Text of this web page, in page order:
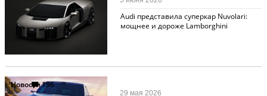
Audi представила суперкар Nuvolari:
мощнее и дороже Lamborghini
Новости196
29 мая 2026